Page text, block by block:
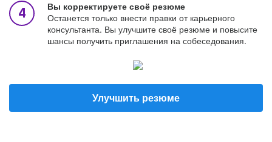
Вы корректируете своё резюме
Останется только внести правки от карьерного
консультанта. Вы улучшите своё резюме и повысите
шансы получить приглашения на собеседования.
Улучшить резюме